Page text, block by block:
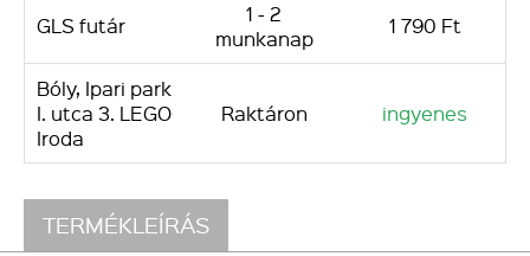
GLS futár
1 - 2
munkanap
1 790 Ft
Bóly, Ipari park
I. utca 3. LEGO
Iroda
Raktáron ingyenes
TERMÉKLEÍRÁS